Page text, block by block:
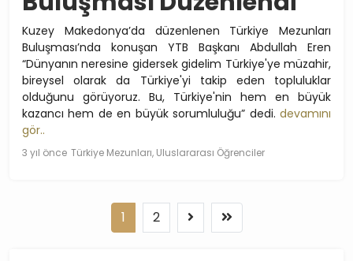
Kuzey Makedonya’da düzenlenen Türkiye Mezunları
Buluşması’nda konuşan YTB Başkanı Abdullah Eren
“Dünyanın neresine gidersek gidelim Türkiye'ye müzahir,
bireysel olarak da Türkiye'yi takip eden topluluklar
olduğunu görüyoruz. Bu, Türkiye'nin hem en büyük
kazancı hem de en büyük sorumluluğu” dedi. devamını
gör..
3 yıl önce Türkiye Mezunları, Uluslararası Öğrenciler
1 2